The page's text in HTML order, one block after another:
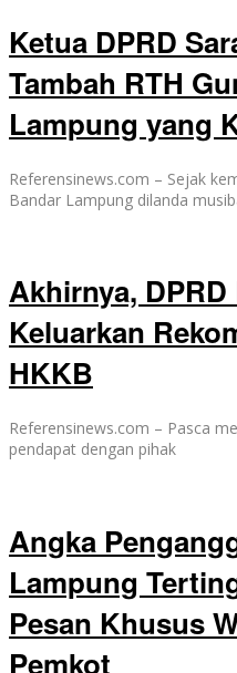
Ketua DPRD
Tambah RTH
Lampung yang
Referensinews.com – Sejak
Bandar Lampung dilanda
Akhirnya,
Keluarkan
HKKB
Referensinews.com – Pasca
pendapat dengan pihak
Angka
Lampung
Pesan Khusus
Pemkot